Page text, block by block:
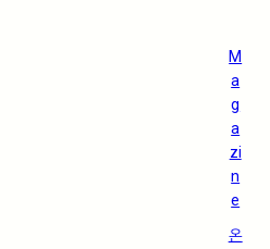
M
a
g
a
zi
n
e
온